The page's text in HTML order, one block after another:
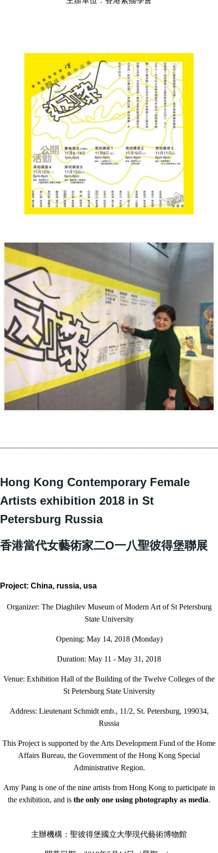
Hong Kong Contemporary Female
Artists exhibition 2018 in St
Petersburg Russia
香港當代女藝術家二O一八聖彼得堡聯展
Project: China, russia, usa
Organizer: The Diaghilev Museum of Modern Art of St Petersburg
State University
Opening: May 14, 2018 (Monday)
Duration: May 11 - May 31, 2018
Venue: Exhibition Hall of the Building of the Twelve Colleges of the
St Petersburg State University
Address: Lieutenant Schmidt emb., 11/2, St. Petersburg, 199034,
Russia
This Project is supported by the Arts Development Fund of the Home
Affairs Bureau, the Government of the Hong Kong Special
Administrative Region.
Amy Pang is one of the nine artists from Hong Kong to participate in
the exhibition, and is the only one using photography as media.
主辦機構：聖彼得堡國立大學現代藝術博物館